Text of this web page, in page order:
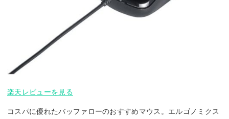
楽天レビューを見る
コスパに優れたバッファローのおすすめマウス。エルゴノミクス